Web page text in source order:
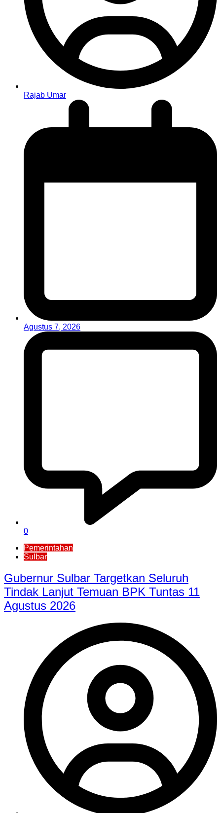
Rajab Umar
Agustus 7, 2026
0
Pemerintahan
Sulbar
Gubernur Sulbar Targetkan Seluruh
Tindak Lanjut Temuan BPK Tuntas 11
Agustus 2026